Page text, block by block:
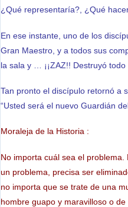
¿Qué representaría?, ¿Qué
En ese instante, uno de los
Gran Maestro, y a todos sus
la sala y … ¡¡ZAZ!! Destruyó todo
Tan pronto el discípulo retornó a
“Usted será el nuevo Guardián
Moraleja de la Historia :
No importa cuál sea el
un problema, precisa ser
no importa que se trate de una
hombre guapo y maravilloso o